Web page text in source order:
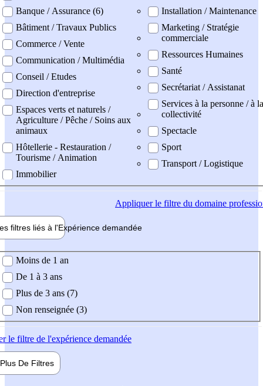
Banque / Assurance (6)
Bâtiment / Travaux Publics
Commerce / Vente
Communication / Multimédia
Conseil / Etudes
Direction d'entreprise
Espaces verts et naturels /
Agriculture / Pêche / Soins aux
animaux
Hôtellerie - Restauration /
Tourisme / Animation
Immobilier
Installation / Maintenance
Marketing / Stratégie
commerciale
Ressources Humaines
Santé
Secrétariat / Assistanat
Services à la personne / à la
collectivité
Spectacle
Sport
Transport / Logistique
Appliquerle filtre du domaine
filtres liés à l'Expérience demandée
demandée
Moins de 1 an
De 1 à 3 ans
Plus de 3 ans (7)
Non renseignée (3)
le filtre de l'expérience demandée
Plus De Filtres